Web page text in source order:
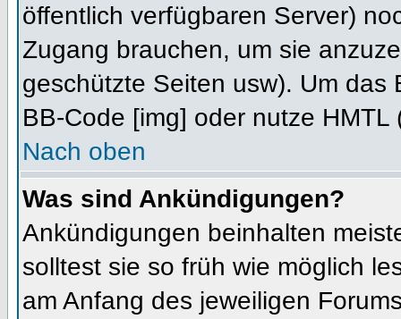
öffentlich verfügbaren Server)
Zugang brauchen, um sie
geschützte Seiten usw). Um
BB-Code [img] oder nutze HMTL
Nach oben
Was sind Ankündigungen?
Ankündigungen beinhalten
solltest sie so früh wie möglich
am Anfang des jeweiligen